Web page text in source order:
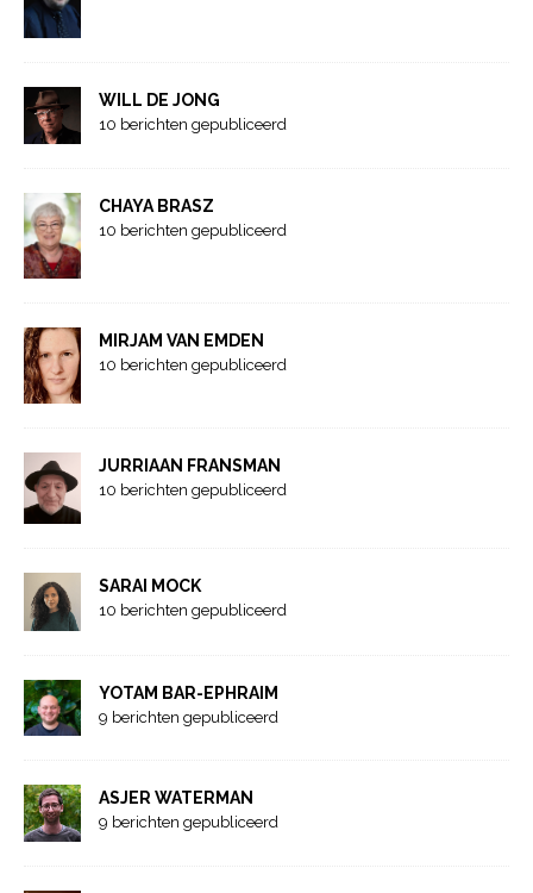
WILL DE JONG
10 berichten gepubliceerd
CHAYA BRASZ
10 berichten gepubliceerd
MIRJAM VAN EMDEN
10 berichten gepubliceerd
JURRIAAN FRANSMAN
10 berichten gepubliceerd
SARAI MOCK
10 berichten gepubliceerd
YOTAM BAR-EPHRAIM
9 berichten gepubliceerd
ASJER WATERMAN
9 berichten gepubliceerd